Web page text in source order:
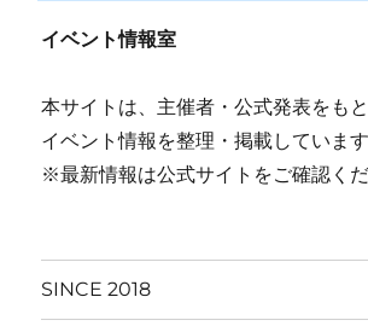
イベント情報室
本サイトは、主催者・公式発表をも
イベント情報を整理・掲載しています
※最新情報は公式サイトをご確認くだ
SINCE 2018